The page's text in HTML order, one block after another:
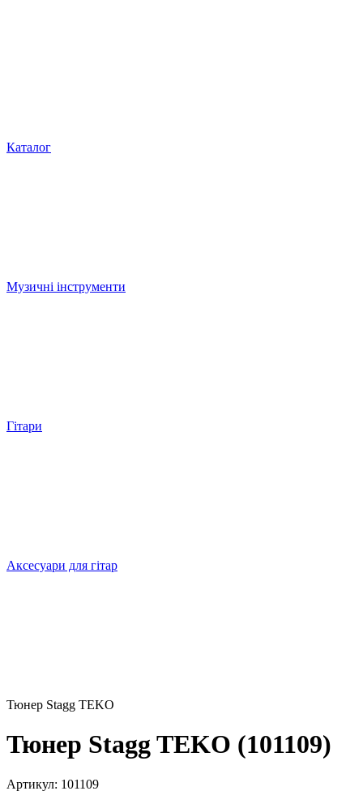
Каталог
Музичні інструменти
Гітари
Аксесуари для гітар
Тюнер Stagg TEKO
Тюнер Stagg TEKO (101109)
Артикул: 101109